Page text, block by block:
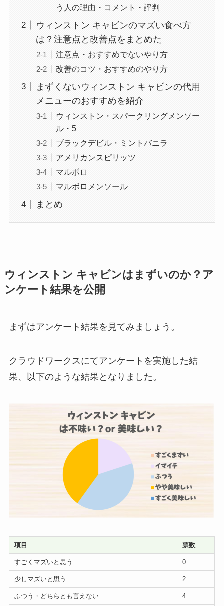
う人の理由・コメント・評判
ウィンストン キャビンのマズい食べ方
は？注意点と改善点をまとめた
注意点・おすすめでないやり方
改善のコツ・おすすめのやり方
まずくないウィンストン キャビンの代用
メニューのおすすめを紹介
ウィンストン・スパークリングメンソー
ル・5
ブラックデビル・ミントバニラ
アメリカンスピリッツ
マルボロ
マルボロメンソール
まとめ
ウィンストン キャビンはまずいのか？ア
ンケート結果を公開
まずはアンケート結果を見てみましょう。
クラウドワークスにてアンケートを実施した結
果、以下のような結果となりました。
項目 票数
すごくマズいと思う 0
少しマズいと思う 2
ふつう・どちらとも言えない 4